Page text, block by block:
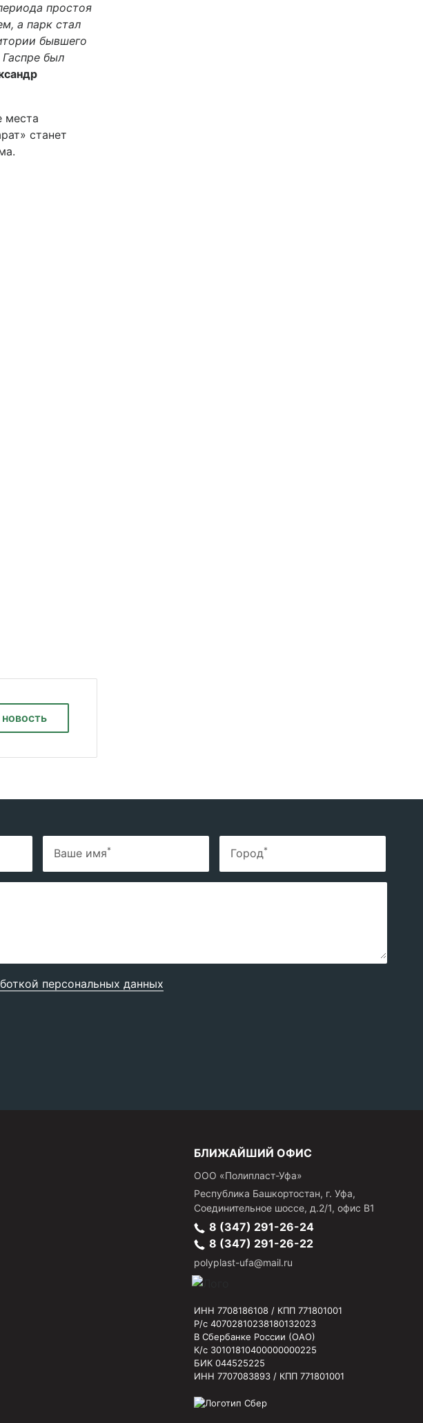
простоя
а парк стал
бывшего
был
места
станет
новость
Ваше имя* Город*
персональных данных
БЛИЖАЙШИЙ ОФИС
ООО «Полипласт-Уфа»
Республика Башкортостан, г. Уфа,
Соединительное шоссе, д.2/1, офис В1
8 (347) 291-26-24
8 (347) 291-26-22
polyplast-ufa@mail.ru
ИНН 7708186108 / КПП 771801001
Р/с 40702810238180132023
В Сбербанке России (ОАО)
К/с 30101810400000000225
БИК 044525225
ИНН 7707083893 / КПП 771801001